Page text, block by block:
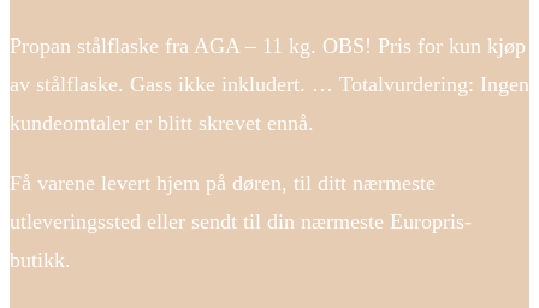
Propan stålflaske fra AGA – 11 kg. OBS! Pris for kun kjøp
av stålflaske. Gass ikke inkludert. … Totalvurdering: Ingen
kundeomtaler er blitt skrevet ennå.
Få varene levert hjem på døren, til ditt nærmeste
utleveringssted eller sendt til din nærmeste Europris-
butikk.